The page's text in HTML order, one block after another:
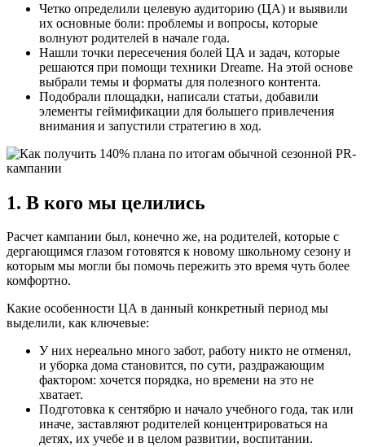
Четко определили целевую аудиторию (ЦА) и выявили
их основные боли: проблемы и вопросы, которые
волнуют родителей в начале года.
Нашли точки пересечения болей ЦА и задач, которые
решаются при помощи техники Dreame. На этой основе
выбрали темы и форматы для полезного контента.
Подобрали площадки, написали статьи, добавили
элементы геймификации для большего привлечения
внимания и запустили стратегию в ход.
1. В кого мы целились
Расчет кампании был, конечно же, на родителей, которые с
дергающимся глазом готовятся к новому школьному сезону и
которым мы могли бы помочь пережить это время чуть более
комфортно.
Какие особенности ЦА в данный конкретный период мы
выделили, как ключевые:
У них нереально много забот, работу никто не отменял,
и уборка дома становится, по сути, раздражающим
фактором: хочется порядка, но времени на это не
хватает.
Подготовка к сентябрю и начало учебного года, так или
иначе, заставляют родителей концентрироваться на
детях, их учебе и в целом развитии, воспитании.